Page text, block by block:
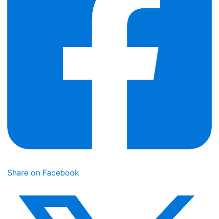
Share on Facebook